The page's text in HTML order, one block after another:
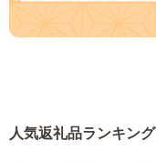
人気返礼品ランキング